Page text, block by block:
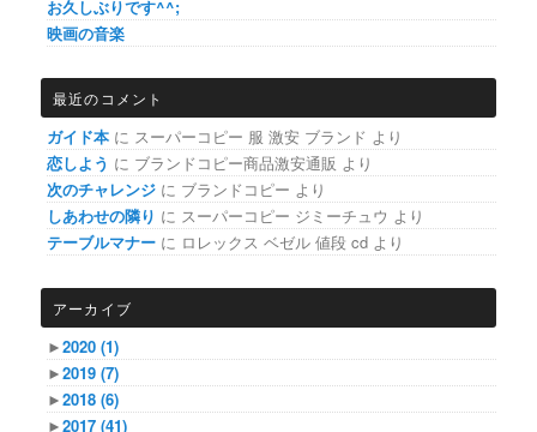
お久しぶりです^^;
映画の音楽
最近のコメント
ガイド本 に スーパーコピー 服 激安 ブランド より
恋しよう に ブランドコピー商品激安通販 より
次のチャレンジ に ブランドコピー より
しあわせの隣り に スーパーコピー ジミーチュウ より
テーブルマナー に ロレックス ベゼル 値段 cd より
アーカイブ
►2020(1)
►2019(7)
►2018(6)
►2017(41)